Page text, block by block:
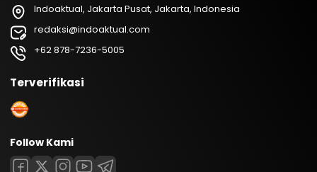
Indoaktual, Jakarta Pusat, Jakarta, Indonesia
redaksi@indoaktual.com
+62 878-7236-5005
Terverifikasi
Follow Kami